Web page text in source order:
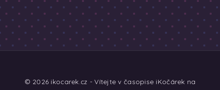
© 2026 ikocarek.cz - Vítejte v časopise iKočárek na